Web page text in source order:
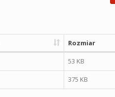
Rozmiar
53 KB
375 KB